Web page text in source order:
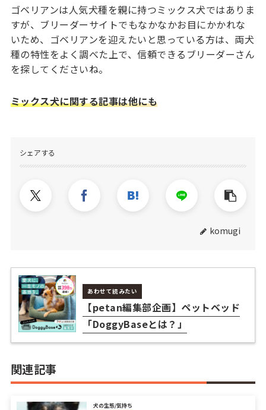
ゴベリアンは人気犬種を親に持つミックス犬ではありま
すが、ブリーダーサイトでもなかなかお目にかかれな
いため、ゴベリアンを迎えたいと思っている方は、両犬
種の特性をよく調べた上で、信頼できるブリーダーさん
を探してくださいね。
ミックス犬に関する記事は他にも
シェアする
komugi
あわせて読みたい
【petan編集部企画】ペットベッド
「DoggyBaseとは？」
関連記事
犬の生態/気持ち